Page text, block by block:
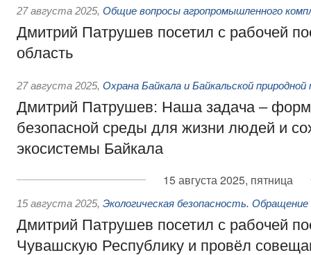
27 августа 2025, Общие вопросы агропромышленного
Дмитрий Патрушев посетил с рабочей
область
27 августа 2025, Охрана Байкала и Байкальской
Дмитрий Патрушев: Наша задача –
безопасной среды для жизни людей и
экосистемы Байкала
15 августа 2025, пятница
15 августа 2025, Экологическая безопасность.
Дмитрий Патрушев посетил с рабочей
Чувашскую Республику и провёл